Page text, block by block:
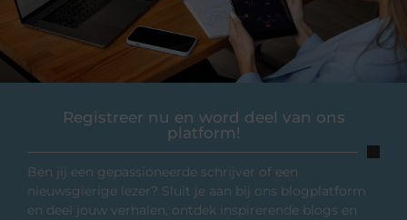
Registreer nu en word deel van ons
platform!
Ben jij een gepassioneerde schrijver of een
nieuwsgierige lezer? Sluit je aan bij ons blogplatform
en deel jouw verhalen, ontdek inspirerende blogs en